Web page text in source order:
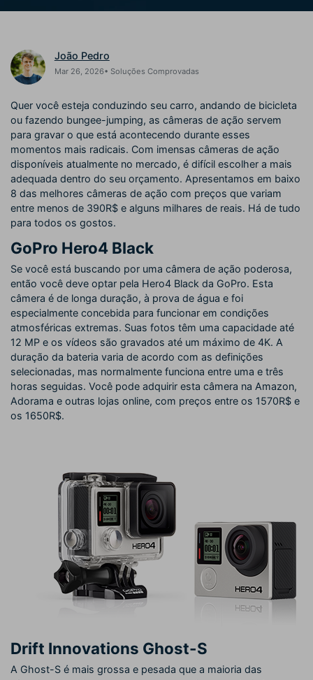
de edição de vídeo
Hub de Criadores
Mostre sua criatividade
ilimitada com o Hub de
Criadores
Efeitos Especiais DIY
Crie efeitos de vídeo
Comunidade
Programa de afiliados
Acesse parcerias de nível
empresarial
Suporte
Saiba mais
Buscar
João Pedro
Mar 26, 2026• Soluções Comprovadas
Quer você esteja conduzindo seu carro, andando de bicicleta
ou fazendo bungee-jumping, as câmeras de ação servem
para gravar o que está acontecendo durante esses
momentos mais radicais. Com imensas câmeras de ação
disponíveis atualmente no mercado, é difícil escolher a mais
adequada dentro do seu orçamento. Apresentamos em baixo
8 das melhores câmeras de ação com preços que variam
entre menos de 390R$ e alguns milhares de reais. Há de tudo
para todos os gostos.
GoPro Hero4 Black
Se você está buscando por uma câmera de ação poderosa,
então você deve optar pela Hero4 Black da GoPro. Esta
câmera é de longa duração, à prova de água e foi
especialmente concebida para funcionar em condições
atmosféricas extremas. Suas fotos têm uma capacidade até
12 MP e os vídeos são gravados até um máximo de 4K. A
duração da bateria varia de acordo com as definições
selecionadas, mas normalmente funciona entre uma e três
horas seguidas. Você pode adquirir esta câmera na Amazon,
Adorama e outras lojas online, com preços entre os 1570R$ e
os 1650R$.
Drift Innovations Ghost-S
A Ghost-S é mais grossa e pesada que a maioria das